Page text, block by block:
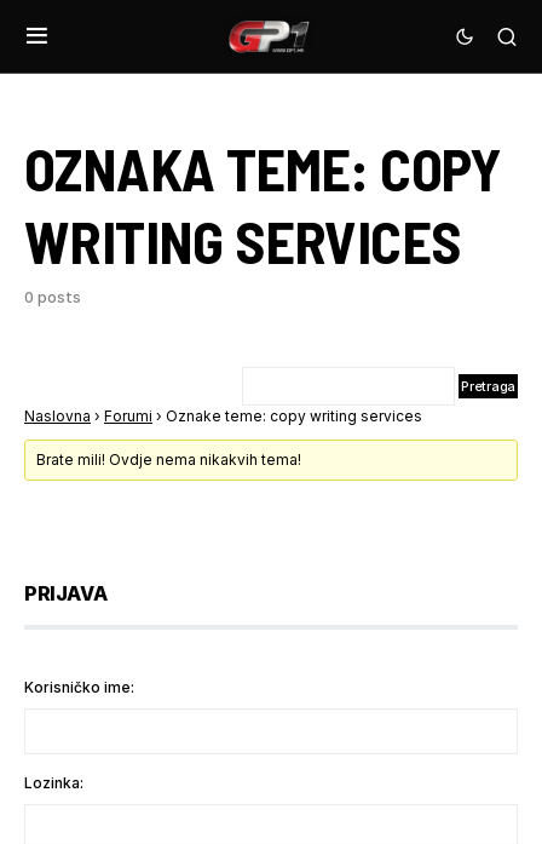
OZNAKA TEME: COPY
WRITING SERVICES
0 posts
Naslovna › Forumi › Oznake teme: copy writing services
Brate mili! Ovdje nema nikakvih tema!
PRIJAVA
Korisničko ime:
Lozinka: